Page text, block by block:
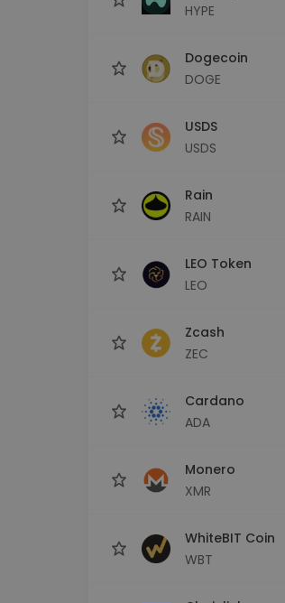
HYPE
Dogecoin
DOGE
USDS
USDS
Rain
RAIN
LEO Token
LEO
Zcash
ZEC
Cardano
ADA
Monero
XMR
WhiteBIT Coin
WBT